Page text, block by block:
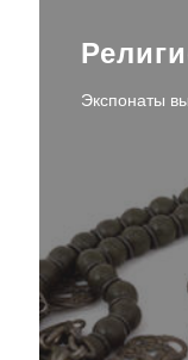
Экспонаты